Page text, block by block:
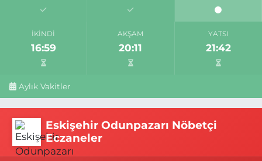
İKINDI
16:59
AKŞAM
20:11
YATSI
21:42
Aylık Vakitler
Eskişehir Odunpazarı Nöbetçi
Eczaneler